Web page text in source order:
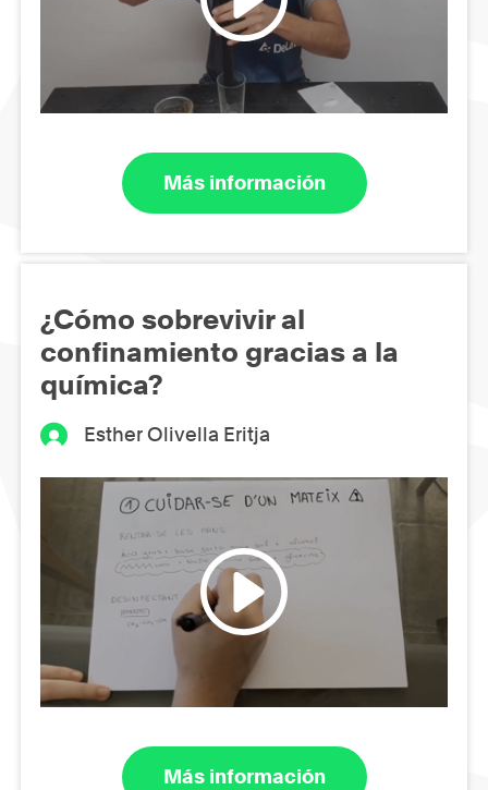
Más información
¿Cómo sobrevivir al
confinamiento gracias a la
química?
Esther Olivella Eritja
Más información